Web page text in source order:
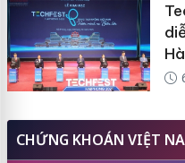
CHỨNG KHOÁN VIỆT